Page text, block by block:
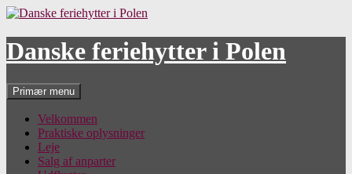
Hop
indhold
Danske feriehytter i Polen
Søg
Primær menu
Velkommen
Praktiske oplysninger
Leje
Salg af anparter